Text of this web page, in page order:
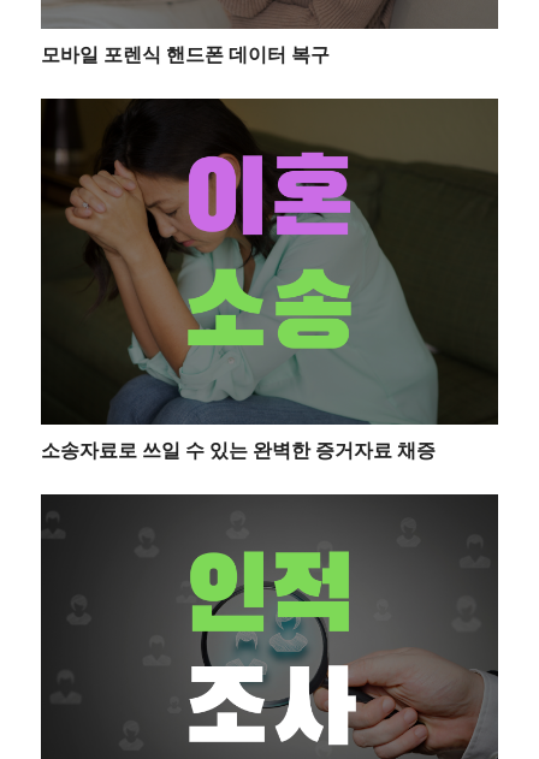
모바일 포렌식 핸드폰 데이터 복구
소송자료로 쓰일 수 있는 완벽한 증거자료 채증